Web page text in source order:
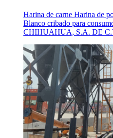
Harina de carne Harina de
Blanco cribado para
CHIHUAHUA, S.A. DE